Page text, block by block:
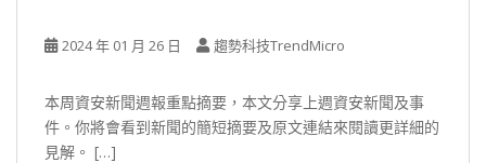
2024 年 01 月 26 日 趨勢科技TrendMicro
本周資安新聞週報重點摘要，本文分享上週資安新聞及事
件。你將會看到新聞的簡短摘要及原文連結來閱讀更詳細的
見解。 […]